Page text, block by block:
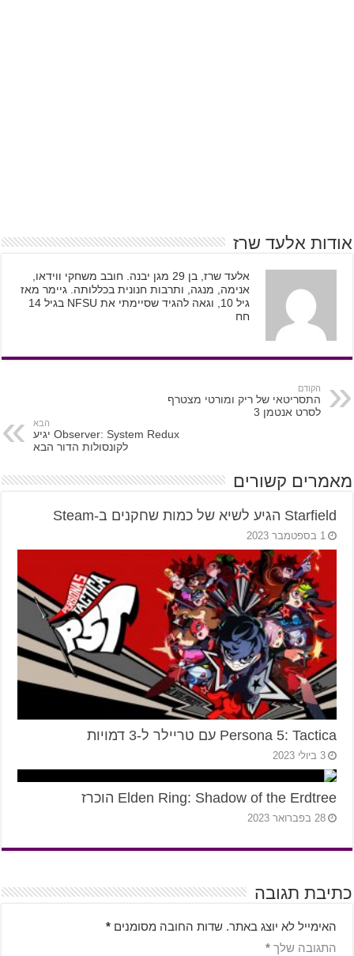
אודות אלעד שרז
אלעד שרז, בן 29 מגן יבנה. חובב משחקי ווידאו,
אנימה, מנגה, ותרבות חנונית בכללותה. גיימר מאז
גיל 10, וגאה להגיד שסיימתי את NFSU בגיל 14
חח
הקודם
התסריטאי של ריק ומורטי מצטרף
לסרט אנטמן 3
הבא
Observer: System Redux יגיע
לקונסולות הדור הבא
מאמרים קשורים
Starfield הגיע לשיא של כמות שחקנים ב-Steam
1 בספטמבר 2023
Persona 5: Tactica עם טריילר ל-3 דמויות
3 ביולי 2023
Elden Ring: Shadow of the Erdtree הוכרז
28 בפברואר 2023
כתיבת תגובה
האימייל לא יוצג באתר. שדות החובה מסומנים *
התגובה שלך *